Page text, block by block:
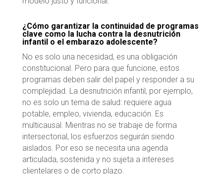
¿Cómo garantizar la continuidad de programas
clave como la lucha contra la desnutrición
infantil o el embarazo adolescente?
No es solo una necesidad, es una obligación
constitucional. Pero para que funcione, estos
programas deben salir del papel y responder a su
complejidad. La desnutrición infantil, por ejemplo,
no es solo un tema de salud: requiere agua
potable, empleo, vivienda, educación. Es
multicausal. Mientras no se trabaje de forma
intersectorial, los esfuerzos seguirán siendo
aislados. Por eso se necesita una agenda
articulada, sostenida y no sujeta a intereses
clientelares o de corto plazo.